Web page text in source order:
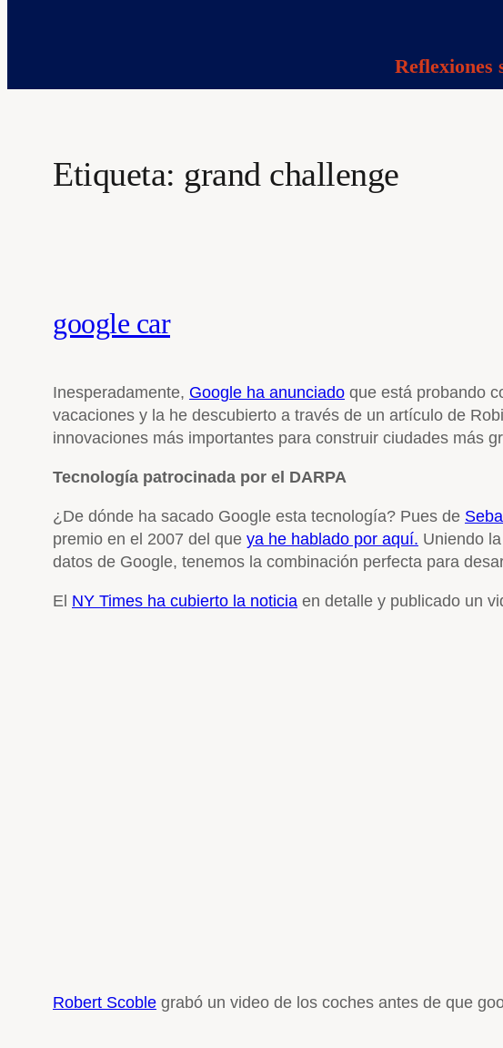
Reflexiones
Etiqueta: grand challenge
google car
Inesperadamente, Google ha anunciado que está probando
vacaciones y la he descubierto a través de un artículo de
innovaciones más importantes para construir ciudades más
Tecnología patrocinada por el DARPA
¿De dónde ha sacado Google esta tecnología? Pues de
premio en el 2007 del que ya he hablado por aquí. Uniendo
datos de Google, tenemos la combinación perfecta para
El NY Times ha cubierto la noticia en detalle y publicado un
Robert Scoble grabó un video de los coches antes de que